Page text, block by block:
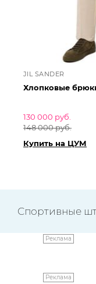
JIL SANDER
Хлопковые
130 000 руб.
148 000 руб.
Купить на ЦУМ
Спортивные
Реклама
Реклама